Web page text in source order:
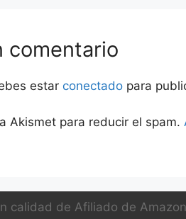
comentario
estar conectado para
Akismet para reducir el spam.
calidad de Afiliado de